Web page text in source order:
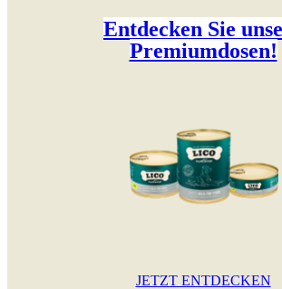
Entdecken Sie
Premiumdosen!
JETZT ENTDECKEN